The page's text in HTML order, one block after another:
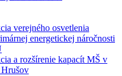
verejného osvetlenia
energetickej náročnosti
a rozšírenie kapacít MŠ v